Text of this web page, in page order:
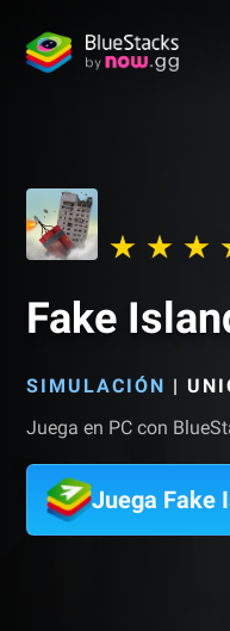
​​Fake
SIMULACIÓN |
Juega en PC con
Juega ​​Fake